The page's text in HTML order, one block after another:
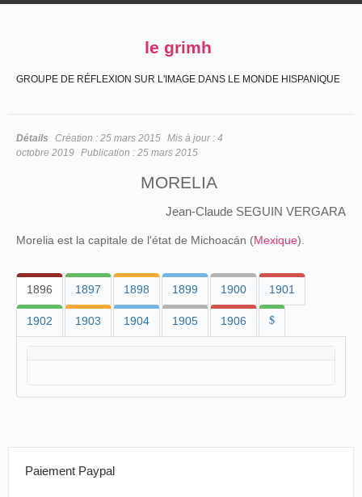
le grimh
GROUPE DE RÉFLEXION SUR L'IMAGE DANS LE MONDE HISPANIQUE
Détails Création : 25 mars 2015 Mis à jour : 4
octobre 2019 Publication : 25 mars 2015
MORELIA
Jean-Claude SEGUIN VERGARA
Morelia est la capitale de l'état de Michoacán (Mexique).
1896 1897 1898 1899 1900 1901
1902 1903 1904 1905 1906 $
Paiement Paypal